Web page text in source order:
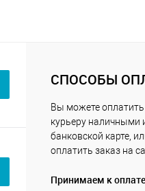
СПОСОБЫ
Вы можете оплатить
курьеру наличными
банковской карте,
оплатить заказ на
Принимаем к оплате